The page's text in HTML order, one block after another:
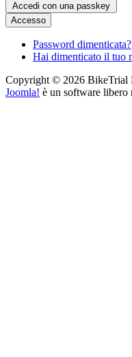
Accedi con una passkey
Accesso
Password dimenticata?
Hai dimenticato il tuo
Copyright © 2026 BikeTrial
Joomla! è un software libero